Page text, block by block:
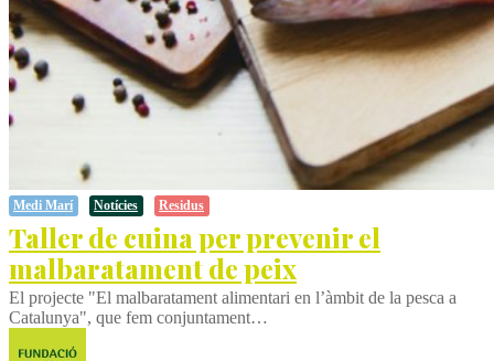
Medi Marí Notícies Residus
Taller de cuina per prevenir el
malbaratament de peix
El projecte "El malbaratament alimentari en l’àmbit de la pesca a
Catalunya", que fem conjuntament…